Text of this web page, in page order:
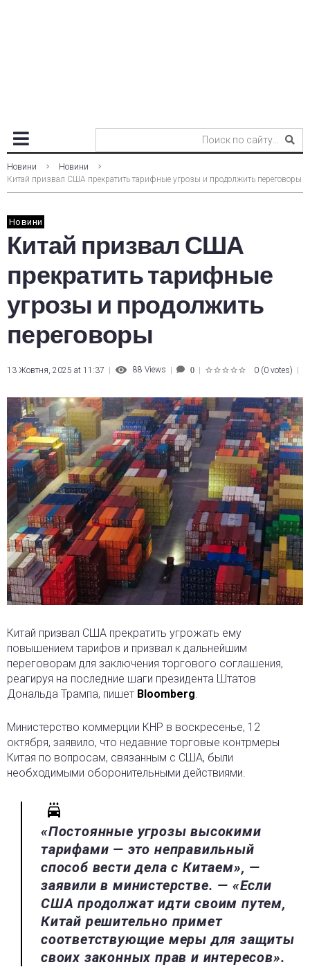
Новини
Новини
Китай призвал США прекратить тарифные угрозы и продолжить переговоры
Новини
Китай призвал США
прекратить тарифные
угрозы и продолжить
переговоры
13 Жовтня, 2025 at 11:37 88 Views 0 0 (0 votes)
Китай призвал США прекратить угрожать ему
повышением тарифов и призвал к дальнейшим
переговорам для заключения торгового соглашения,
реагируя на последние шаги президента Штатов
Дональда Трампа, пишет Bloomberg.
Министерство коммерции КНР в воскресенье, 12
октября, заявило, что недавние торговые контрмеры
Китая по вопросам, связанным с США, были
необходимыми оборонительными действиями.
«Постоянные угрозы высокими
тарифами — это неправильный
способ вести дела с Китаем», —
заявили в министерстве. — «Если
США продолжат идти своим путем,
Китай решительно примет
соответствующие меры для защиты
своих законных прав и интересов».